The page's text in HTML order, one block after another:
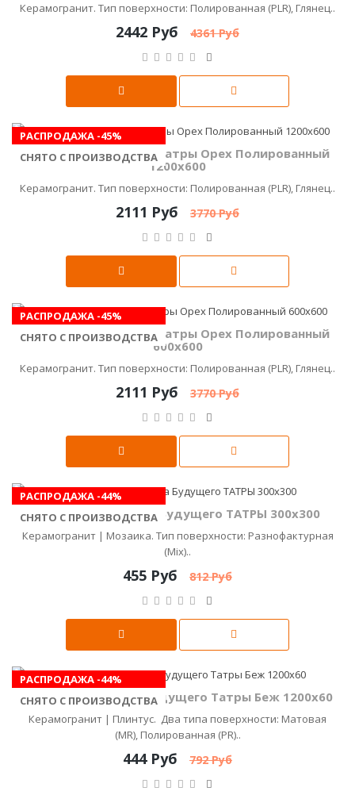
Керамогранит. Тип поверхности: Полированная (PLR), Глянец..
2442 Руб 4361 Руб
РАСПРОДАЖА -45%
СНЯТО С ПРОИЗВОДСТВА
Керамика Будущего Татры Орех Полированный
1200х600
Керамогранит. Тип поверхности: Полированная (PLR), Глянец..
2111 Руб 3770 Руб
РАСПРОДАЖА -45%
СНЯТО С ПРОИЗВОДСТВА
Керамика Будущего Татры Орех Полированный
600x600
Керамогранит. Тип поверхности: Полированная (PLR), Глянец..
2111 Руб 3770 Руб
РАСПРОДАЖА -44%
СНЯТО С ПРОИЗВОДСТВА
Мозаика Керамика Будущего ТАТРЫ 300х300
Керамогранит | Мозаика. Тип поверхности: Разнофактурная
(Mix)..
455 Руб 812 Руб
РАСПРОДАЖА -44%
СНЯТО С ПРОИЗВОДСТВА
Плинтус Керамика Будущего Татры Беж 1200х60
Керамогранит | Плинтус. Два типа поверхности: Матовая
(MR), Полированная (PR)..
444 Руб 792 Руб